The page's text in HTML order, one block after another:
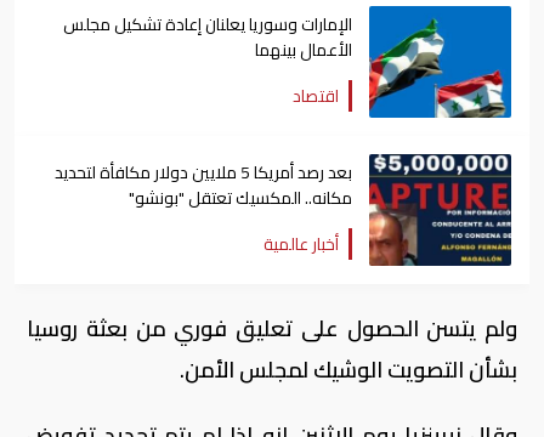
الإمارات وسوريا يعلنان إعادة تشكيل مجلس
الأعمال بينهما
اقتصاد
بعد رصد أمريكا 5 ملايين دولار مكافأة لتحديد
مكانه.. المكسيك تعتقل "بونشو"
أخبار عالمية
ولم يتسن الحصول على تعليق فوري من بعثة روسيا
بشأن التصويت الوشيك لمجلس الأمن.